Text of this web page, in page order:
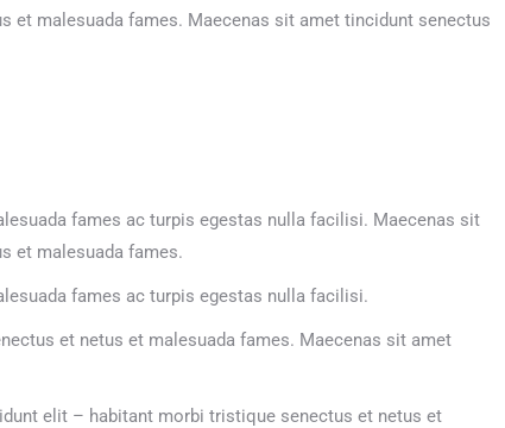
malesuada fames. Maecenas sit amet tincidunt senectus
fames ac turpis egestas nulla facilisi. Maecenas sit
et malesuada fames.
fames ac turpis egestas nulla facilisi.
et netus et malesuada fames. Maecenas sit amet
elit – habitant morbi tristique senectus et netus et